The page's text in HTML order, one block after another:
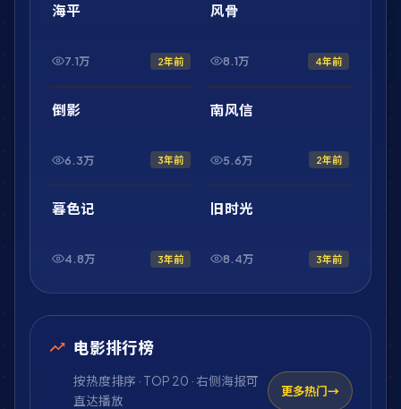
最新
海平
7.1万 2年前
最新
风骨
8.1万 4年前
最新
1:33:17
倒影
6.3万 3年前
最新
1:46:33
南风信
5.6万 2年前
最新
1:58:23
暮色记
4.8万 3年前
最新
1:53:36
旧时光
8.4万 3年前
电影排行榜
按热度排序 · TOP 20 · 右侧海报可
直达播放
更多热门